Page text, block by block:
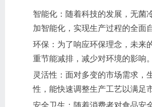
智能化：随着科技的发展，无菌
加智能化，实现生产过程的全面
环保：为了响应环保理念，未来
重节能减排，减少对环境的影响。
灵活性：面对多变的市场需求，
性，能快速调整生产工艺以满足
安全卫生：随着消费者对食品安